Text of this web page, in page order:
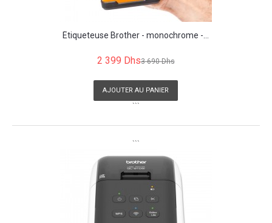
Étiqueteuse Brother - monochrome -...
2 399 Dhs3 690 Dhs
AJOUTER AU PANIER
```
```